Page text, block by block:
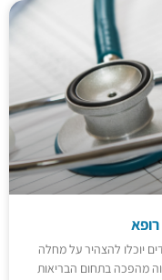
יוכלו להצהיר על מחלה
מהפכה בתחום הבריאות